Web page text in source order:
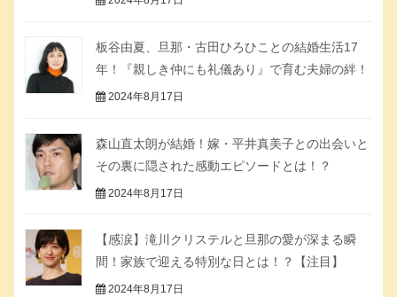
板谷由夏、旦那・古田ひろひことの結婚生活17
年！『親しき仲にも礼儀あり』で育む夫婦の絆！
2024年8月17日
森山直太朗が結婚！嫁・平井真美子との出会いと
その裏に隠された感動エピソードとは！？
2024年8月17日
【感涙】滝川クリステルと旦那の愛が深まる瞬
間！家族で迎える特別な日とは！？【注目】
2024年8月17日